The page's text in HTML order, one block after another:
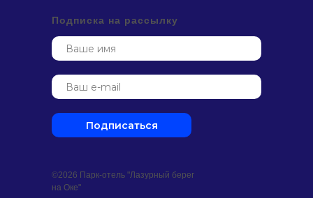
©2026 Парк-отель "Лазурный берег
на Оке"
Подписаться
Подписка на рассылку